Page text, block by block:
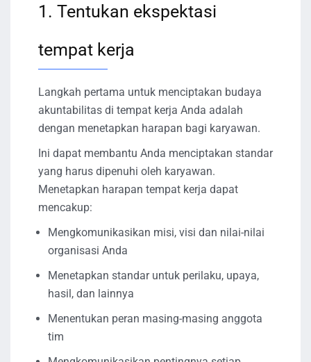
1. Tentukan ekspektasi
tempat kerja
Langkah pertama untuk menciptakan budaya
akuntabilitas di tempat kerja Anda adalah
dengan menetapkan harapan bagi karyawan.
Ini dapat membantu Anda menciptakan standar
yang harus dipenuhi oleh karyawan.
Menetapkan harapan tempat kerja dapat
mencakup:
Mengkomunikasikan misi, visi dan nilai-nilai
organisasi Anda
Menetapkan standar untuk perilaku, upaya,
hasil, dan lainnya
Menentukan peran masing-masing anggota
tim